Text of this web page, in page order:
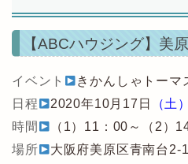
【ABCハウジング】美
イベント
きかんしゃトーマ
日程
2020年10月17日
（土）
時間
（1）11：00～（2）
場所
大阪府美原区青南台2-